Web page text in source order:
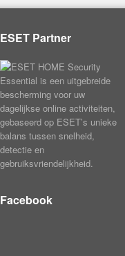
ESET Partner
Facebook